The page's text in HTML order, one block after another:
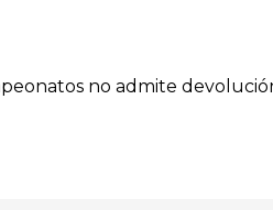
no admite